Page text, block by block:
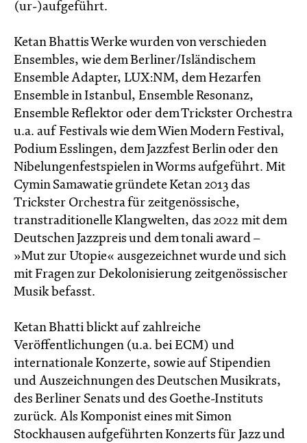
(ur-)aufgeführt.
Ketan Bhattis Werke wurden von verschieden
Ensembles, wie dem Berliner/Isländischem
Ensemble Adapter, LUX:NM, dem Hezarfen
Ensemble in Istanbul, Ensemble Resonanz,
Ensemble Reflektor oder dem Trickster Orchestra
u.a. auf Festivals wie dem Wien Modern Festival,
Podium Esslingen, dem Jazzfest Berlin oder den
Nibelungenfestspielen in Worms aufgeführt. Mit
Cymin Samawatie gründete Ketan 2013 das
Trickster Orchestra für zeitgenössische,
transtraditionelle Klangwelten, das 2022 mit dem
Deutschen Jazzpreis und dem tonali award –
»Mut zur Utopie« ausgezeichnet wurde und sich
mit Fragen zur Dekolonisierung zeitgenössischer
Musik befasst.
Ketan Bhatti blickt auf zahlreiche
Veröffentlichungen (u.a. bei ECM) und
internationale Konzerte, sowie auf Stipendien
und Auszeichnungen des Deutschen Musikrats,
des Berliner Senats und des Goethe-Instituts
zurück. Als Komponist eines mit Simon
Stockhausen aufgeführten Konzerts für Jazz und